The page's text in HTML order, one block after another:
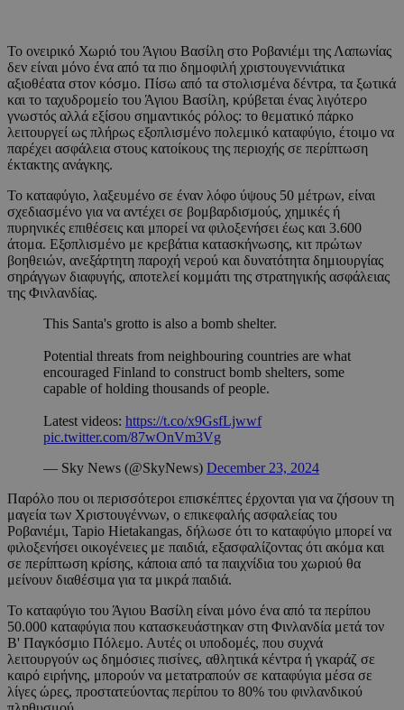
Το ονειρικό Χωριό του Άγιου Βασίλη στο Ροβανιέμι της Λαπωνίας
δεν είναι μόνο ένα από τα πιο δημοφιλή χριστουγεννιάτικα
αξιοθέατα στον κόσμο. Πίσω από τα στολισμένα δέντρα, τα ξωτικά
και το ταχυδρομείο του Άγιου Βασίλη, κρύβεται ένας λιγότερο
γνωστός αλλά εξίσου σημαντικός ρόλος: το θεματικό πάρκο
λειτουργεί ως πλήρως εξοπλισμένο πολεμικό καταφύγιο, έτοιμο να
παρέχει ασφάλεια στους κατοίκους της περιοχής σε περίπτωση
έκτακτης ανάγκης.
Το καταφύγιο, λαξευμένο σε έναν λόφο ύψους 50 μέτρων, είναι
σχεδιασμένο για να αντέχει σε βομβαρδισμούς, χημικές ή
πυρηνικές επιθέσεις και μπορεί να φιλοξενήσει έως και 3.600
άτομα. Εξοπλισμένο με κρεβάτια κατασκήνωσης, κιτ πρώτων
βοηθειών, ανεξάρτητη παροχή νερού και δυνατότητα δημιουργίας
σηράγγων διαφυγής, αποτελεί κομμάτι της στρατηγικής ασφάλειας
της Φινλανδίας.
This Santa's grotto is also a bomb shelter.
Potential threats from neighbouring countries are what
encouraged Finland to construct bomb shelters, some
capable of holding thousands of people.
Latest videos: https://t.co/x9GsfLjwwf
pic.twitter.com/87wOnVm3Vg
— Sky News (@SkyNews) December 23, 2024
Παρόλο που οι περισσότεροι επισκέπτες έρχονται για να ζήσουν τη
μαγεία των Χριστουγέννων, ο επικεφαλής ασφαλείας του
Ροβανιέμι, Tapio Hietakangas, δήλωσε ότι το καταφύγιο μπορεί να
φιλοξενήσει οικογένειες με παιδιά, εξασφαλίζοντας ότι ακόμα και
σε περίπτωση κρίσης, κάποια από τα παιχνίδια του χωριού θα
μείνουν διαθέσιμα για τα μικρά παιδιά.
Το καταφύγιο του Άγιου Βασίλη είναι μόνο ένα από τα περίπου
50.000 καταφύγια που κατασκευάστηκαν στη Φινλανδία μετά τον
Β' Παγκόσμιο Πόλεμο. Αυτές οι υποδομές, που συχνά
λειτουργούν ως δημόσιες πισίνες, αθλητικά κέντρα ή γκαράζ σε
καιρό ειρήνης, μπορούν να μετατραπούν σε καταφύγια μέσα σε
λίγες ώρες, προστατεύοντας περίπου το 80% του φινλανδικού